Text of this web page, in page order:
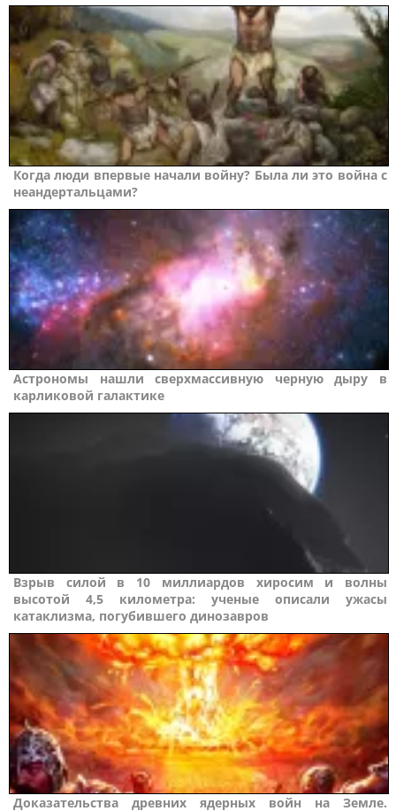
Когда люди впервые начали войну? Была ли это война с
неандертальцами?
Астрономы нашли сверхмассивную черную дыру в
карликовой галактике
Взрыв силой в 10 миллиардов хиросим и волны
высотой 4,5 километра: ученые описали ужасы
катаклизма, погубившего динозавров
Доказательства древних ядерных войн на Земле.